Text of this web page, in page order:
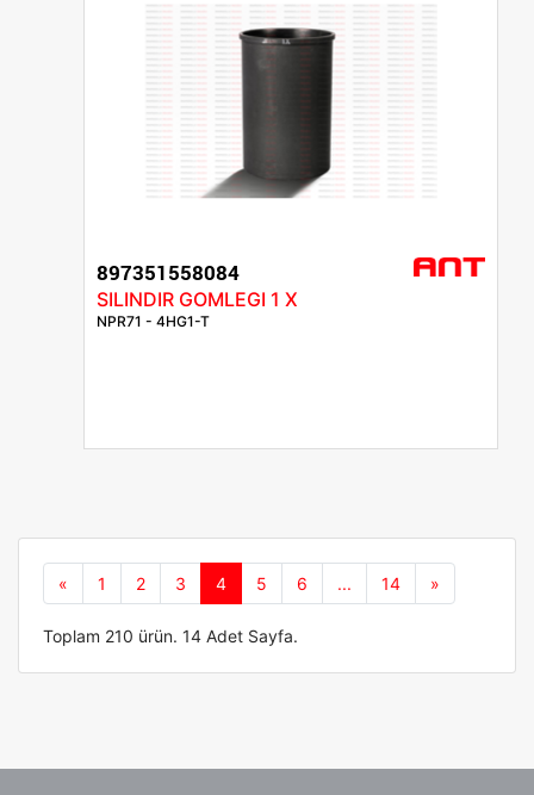
897351558084
SILINDIR GOMLEGI 1 X
NPR71 - 4HG1-T
« Önceki
1 2 3 4 5 6 ... 14 »
Toplam 210 ürün. 14 Adet Sayfa.